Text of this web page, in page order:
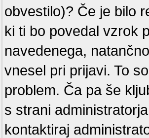
obvestilo)? Če je bilo
ki ti bo povedal vzrok
navedenega,
vnesel pri prijavi. To
problem. Ča pa še
s strani
kontaktiraj